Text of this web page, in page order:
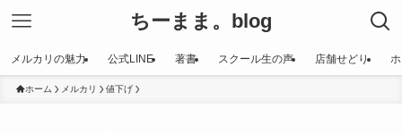
ちーまま。blog
メルカリの魅力 公式LINE 著書 スクール生の声 店舗せどり
ホーム メルカリ 値下げ